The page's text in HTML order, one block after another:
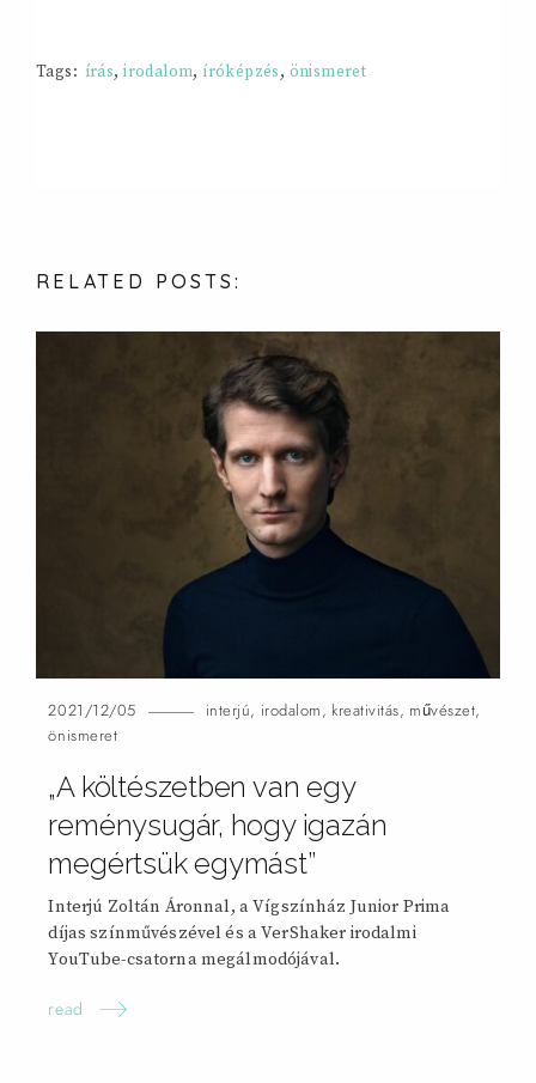
Tags: írás,irodalom, íróképzés, önismeret
RELATED POSTS:
2021/12/05 interjú, irodalom, kreativitás, művészet,
önismeret
„A költészetben van egy
reménysugár, hogy igazán
megértsük egymást”
Interjú Zoltán Áronnal, a Vígszínház Junior Prima
díjas színművészével és a VerShaker irodalmi
YouTube-csatorna megálmodójával.
read